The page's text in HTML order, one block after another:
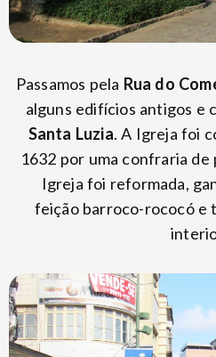
Passamos pela Rua do
alguns edifícios antigos e
Santa Luzia. A Igreja foi
1632 por uma confraria de
Igreja foi reformada,
feição barroco-rococó e